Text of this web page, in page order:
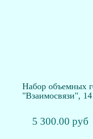
Набор объемных
"Взаимосвязи",
5 300.00 руб